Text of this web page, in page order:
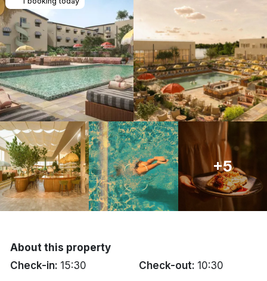
Malmö
Hela Norge
Oslo
Bergen
Hela Danmark
Done
+5
About this property
Check-in: 15:30 Check-out: 10:30